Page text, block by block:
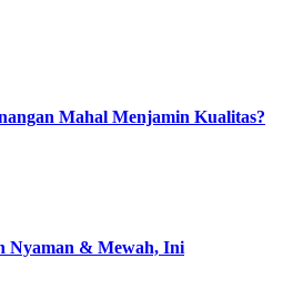
Mahal Menjamin Kualitas?
Nyaman & Mewah, Ini